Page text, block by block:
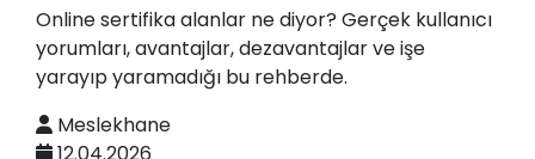
Online sertifika alanlar ne diyor? Gerçek kullanıcı
yorumları, avantajlar, dezavantajlar ve işe
yarayıp yaramadığı bu rehberde.
Meslekhane